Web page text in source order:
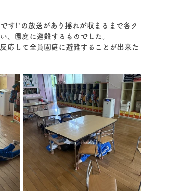
す!"の放送があり揺れが収まるまで各ク
、園庭に避難するものでした。
応して全員園庭に避難することが出来た